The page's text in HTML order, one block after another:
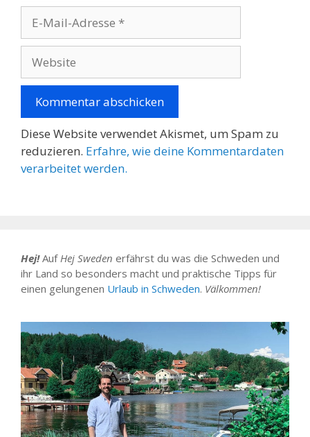
Mail-
Adresse
Diese Website verwendet Akismet, um Spam zu
reduzieren. Erfahre, wie deine Kommentardaten
verarbeitet werden.
Hej!Auf Hej Sweden erfährst du was die Schweden und
ihr Land so besonders macht und praktische Tipps für
einen gelungenen Urlaub in Schweden. Välkommen!